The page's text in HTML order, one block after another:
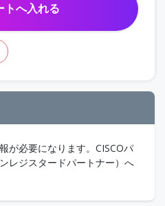
トへ入れる
が必要になります。CISCOパ
レジスタードパートナー）へ